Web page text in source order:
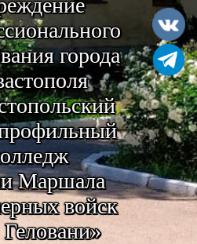
города
Маршала
войск